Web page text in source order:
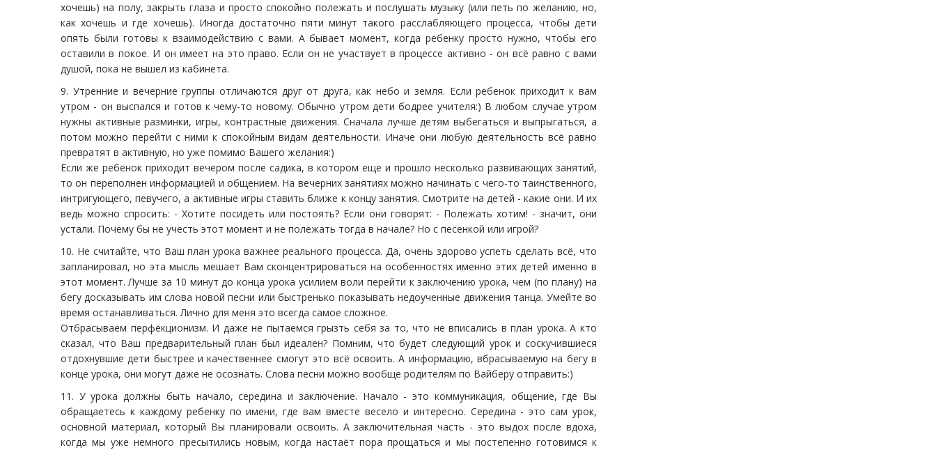
хочешь) на полу, закрыть глаза и просто спокойно полежать и послушать музыку (или петь по желанию, но,
как хочешь и где хочешь). Иногда достаточно пяти минут такого расслабляющего процесса, чтобы дети
опять были готовы к взаимодействию с вами. А бывает момент, когда ребенку просто нужно, чтобы его
оставили в покое. И он имеет на это право. Если он не участвует в процессе активно - он всё равно с вами
душой, пока не вышел из кабинета.
9. Утренние и вечерние группы отличаются друг от друга, как небо и земля. Если ребенок приходит к вам
утром - он выспался и готов к чему-то новому. Обычно утром дети бодрее учителя:) В любом случае утром
нужны активные разминки, игры, контрастные движения. Сначала лучше детям выбегаться и выпрыгаться, а
потом можно перейти с ними к спокойным видам деятельности. Иначе они любую деятельность всё равно
превратят в активную, но уже помимо Вашего желания:)
Если же ребенок приходит вечером после садика, в котором еще и прошло несколько развивающих занятий,
то он переполнен информацией и общением. На вечерних занятиях можно начинать с чего-то таинственного,
интригующего, певучего, а активные игры ставить ближе к концу занятия. Смотрите на детей - какие они. И их
ведь можно спросить: - Хотите посидеть или постоять? Если они говорят: - Полежать хотим! - значит, они
устали. Почему бы не учесть этот момент и не полежать тогда в начале? Но с песенкой или игрой?
10. Не считайте, что Ваш план урока важнее реального процесса. Да, очень здорово успеть сделать всё, что
запланировал, но эта мысль мешает Вам сконцентрироваться на особенностях именно этих детей именно в
этот момент. Лучше за 10 минут до конца урока усилием воли перейти к заключению урока, чем (по плану) на
бегу досказывать им слова новой песни или быстренько показывать недоученные движения танца. Умейте во
время останавливаться. Лично для меня это всегда самое сложное.
Отбрасываем перфекционизм. И даже не пытаемся грызть себя за то, что не вписались в план урока. А кто
сказал, что Ваш предварительный план был идеален? Помним, что будет следующий урок и соскучившиеся
отдохнувшие дети быстрее и качественнее смогут это всё освоить. А информацию, вбрасываемую на бегу в
конце урока, они могут даже не осознать. Слова песни можно вообще родителям по Вайберу отправить:)
11. У урока должны быть начало, середина и заключение. Начало - это коммуникация, общение, где Вы
обращаетесь к каждому ребенку по имени, где вам вместе весело и интересно. Середина - это сам урок,
основной материал, который Вы планировали освоить. А заключительная часть - это выдох после вдоха,
когда мы уже немного пресытились новым, когда настаёт пора прощаться и мы постепенно готовимся к